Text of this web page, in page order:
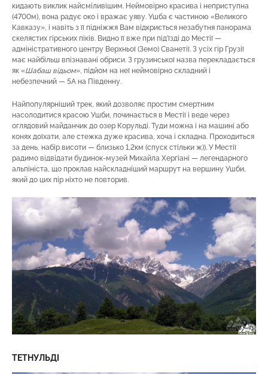
кидають виклик найсміливішим. Неймовірно красива і неприступна
(4700м), вона радує око і вражає уяву. Ушба є частиною «Великого
Кавказу», і навіть з її підніжжя Вам відкриється незабутня панорама
скелястих гірських піків. Видно її вже при під’їзді до Местії —
адміністративного центру Верхньої (Земо) Сванетії. З усіх гір Грузії
має найбільш впізнавані обриси. З грузинської назва перекладається
як «Шабаш відьом», підйом на неї неймовірно складний і
небезпечний — 5А на Південну.
Найпопулярніший трек, який дозволяє простим смертним
насолодитися красою Ушби, починається в Местії і веде через
оглядовий майданчик до озер Корульді. Туди можна і на машині або
конях доїхати, але стежка дуже красива, хоча і складна. Проходиться
за день, набір висоти — близько 1,2км (спуск стільки ж)). У Местії
радимо відвідати будинок-музей Михайла Хергіані — легендарного
альпініста, що проклав найскладніший маршрут на вершину Ушби,
який до цих пір ніхто не повторив.
ТЕТНУЛЬДІ